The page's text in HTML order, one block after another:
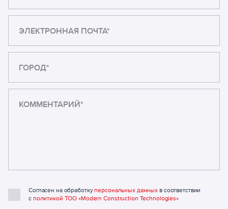
ЭЛЕКТРОННАЯ ПОЧТА*
ГОРОД*
Согласен на обработку персональных данных в соответствии
с политикой ТОО «Modern Construction Technologies»